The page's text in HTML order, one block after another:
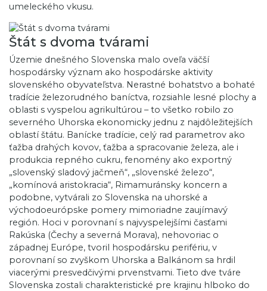
umeleckého vkusu.
Štát s dvoma tvárami
Územie dnešného Slovenska malo oveľa väčší
hospodársky význam ako hospodárske aktivity
slovenského obyvateľstva. Nerastné bohatstvo a bohaté
tradície železorudného baníctva, rozsiahle lesné plochy a
oblasti s vyspelou agrikultúrou – to všetko robilo zo
severného Uhorska ekonomicky jednu z najdôležitejších
oblastí štátu. Banícke tradície, celý rad parametrov ako
ťažba drahých kovov, ťažba a spracovanie železa, ale i
produkcia repného cukru, fenomény ako exportný
„slovenský sladový jačmeň“, „slovenské železo“,
„komínová aristokracia“, Rimamuránsky koncern a
podobne, vytvárali zo Slovenska na uhorské a
východoeurópske pomery mimoriadne zaujímavý
región. Hoci v porovnaní s najvyspelejšími časťami
Rakúska (Čechy a severná Morava), nehovoriac o
západnej Európe, tvoril hospodársku perifériu, v
porovnaní so zvyškom Uhorska a Balkánom sa hrdil
viacerými presvedčivými prvenstvami. Tieto dve tváre
Slovenska zostali charakteristické pre krajinu hlboko do